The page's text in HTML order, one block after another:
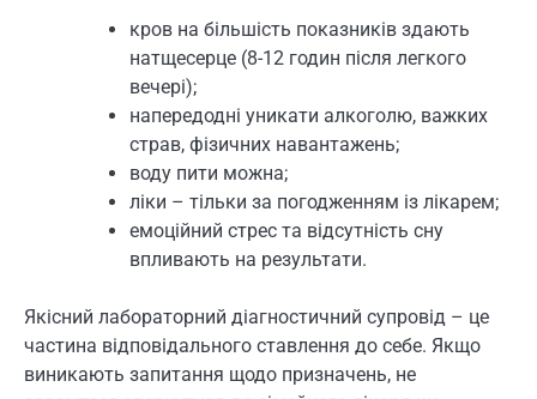
кров на більшість показників здають
натщесерце (8-12 годин після легкого
вечері);
напередодні уникати алкоголю, важких
страв, фізичних навантажень;
воду пити можна;
ліки – тільки за погодженням із лікарем;
емоційний стрес та відсутність сну
впливають на результати.
Якісний лабораторний діагностичний супровід – це
частина відповідального ставлення до себе. Якщо
виникають запитання щодо призначень, не